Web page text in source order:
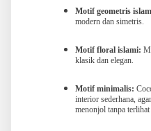
Motif geometris
modern dan simetris.
Motif floral islami:
klasik dan elegan.
Motif minimalis:
interior sederhana,
menonjol tanpa terlihat